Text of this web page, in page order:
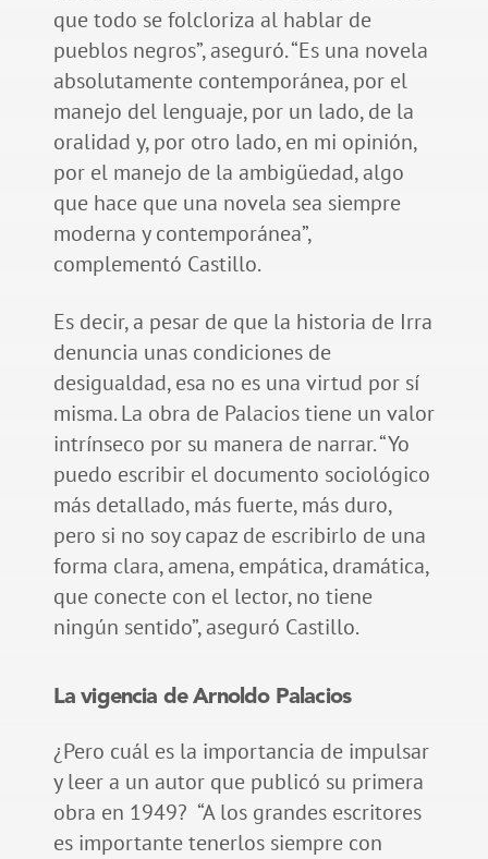
que todo se folcloriza al hablar de
pueblos negros”, aseguró. “Es una novela
absolutamente contemporánea, por el
manejo del lenguaje, por un lado, de la
oralidad y, por otro lado, en mi opinión,
por el manejo de la ambigüedad, algo
que hace que una novela sea siempre
moderna y contemporánea”,
complementó Castillo.
Es decir, a pesar de que la historia de Irra
denuncia unas condiciones de
desigualdad, esa no es una virtud por sí
misma. La obra de Palacios tiene un valor
intrínseco por su manera de narrar. “Yo
puedo escribir el documento sociológico
más detallado, más fuerte, más duro,
pero si no soy capaz de escribirlo de una
forma clara, amena, empática, dramática,
que conecte con el lector, no tiene
ningún sentido”, aseguró Castillo.
La vigencia de Arnoldo Palacios
¿Pero cuál es la importancia de impulsar
y leer a un autor que publicó su primera
obra en 1949? “A los grandes escritores
es importante tenerlos siempre con